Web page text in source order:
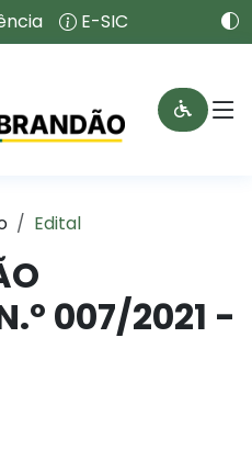
E-SIC
Edital
007/2021 -